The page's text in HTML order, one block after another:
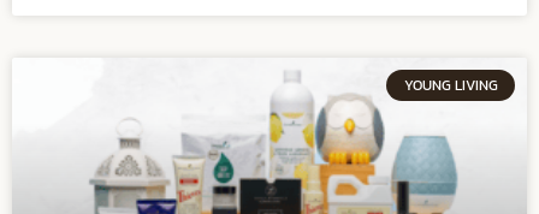
YOUNG LIVING